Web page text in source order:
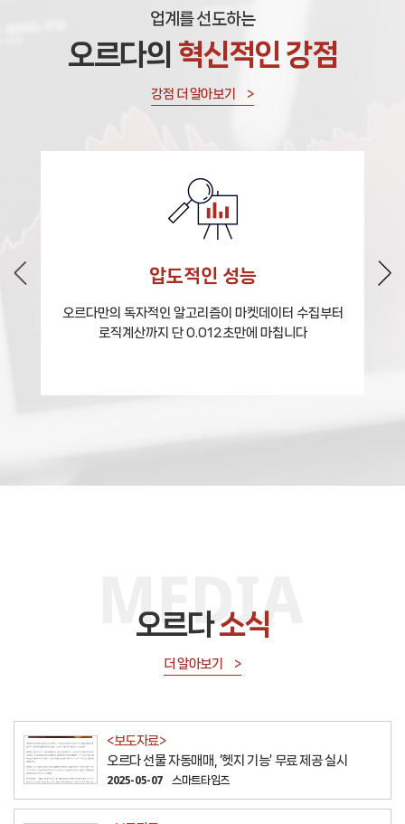
업계를 선도하는
오르다의 혁신적인 강점
강점 더 알아보기 >
압도적인 성능
오르다만의 독자적인 알고리즘이
마켓데이터 수집부터
로직계산까지 단 0.012초만에 마칩니다
오르다소식
더 알아보기 >
<보도자료>
오르다 선물 자동매매, ‘헷지 기능’ 무료 제공 실시
2025-05-07 스마트타임즈